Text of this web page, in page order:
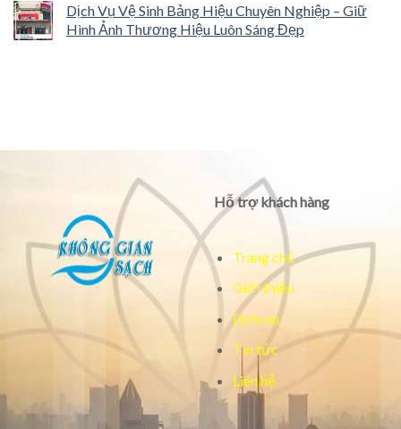
Dịch Vụ Vệ Sinh Bảng Hiệu Chuyên Nghiệp – Giữ
Hình Ảnh Thương Hiệu Luôn Sáng Đẹp
Hỗ trợ khách hàng
Trang chủ
Giới thiệu
Dịch vụ
Tin tức
Liên hệ